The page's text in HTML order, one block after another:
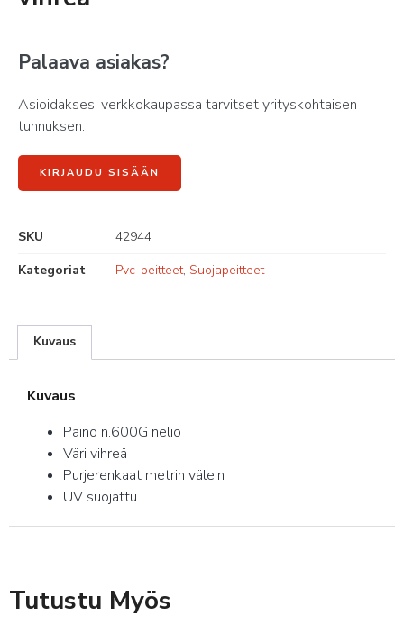
Palaava asiakas?
Asioidaksesi verkkokaupassa tarvitset yrityskohtaisen
tunnuksen.
KIRJAUDU SISÄÄN
SKU
42944
Kategoriat
Pvc-peitteet, Suojapeitteet
Kuvaus
Kuvaus
Paino n.600G neliö
Väri vihreä
Purjerenkaat metrin välein
UV suojattu
Tutustu Myös